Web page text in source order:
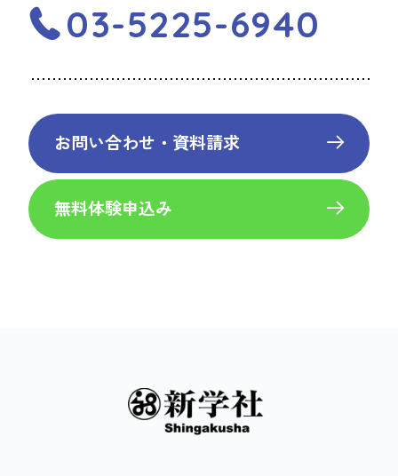
03-5225-6940
お問い合わせ・資料請求
無料体験申込み